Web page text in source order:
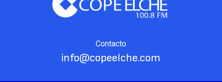
Contacto
info@copeelche.com